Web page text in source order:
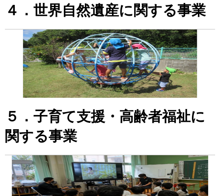
４．世界自然遺産に関する事業
５．子育て支援・高齢者福祉に
関する事業